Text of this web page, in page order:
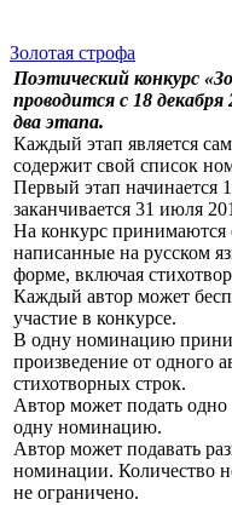
Золотая строфа
Поэтический конкурс
проводится с 18 декабря
два этапа.
Каждый этап является
содержит свой список
Первый этап начинается
заканчивается 31 июля
На конкурс принимаются
написанные на русском
форме, включая
Каждый автор может
участие в конкурсе.
В одну номинацию
произведение от одного
стихотворных строк.
Автор может подать одно
одну номинацию.
Автор может подавать
номинации. Количество
не ограничено.